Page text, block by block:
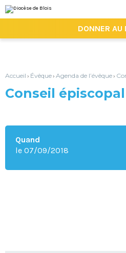
au
contenu.
la
personnels
DONNER AU
Accueil › Évêque› Agenda de l’évêque›
Conseil épiscopal
Quand
le 07/09/2018